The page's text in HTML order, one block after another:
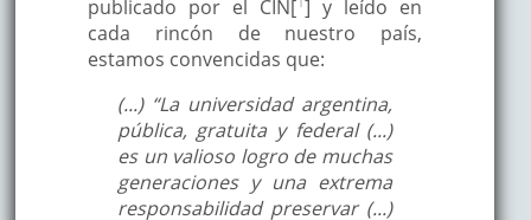
publicado por el CIN[ ] y leído en
cada rincón de nuestro país,
estamos convencidas que:
(...) “La universidad argentina,
pública, gratuita y federal (...)
es un valioso logro de muchas
generaciones y una extrema
responsabilidad preservar (...)